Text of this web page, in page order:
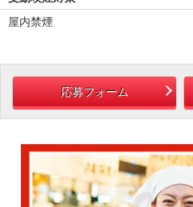
屋内禁煙
応募フォーム